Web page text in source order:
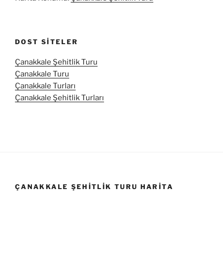
DOST SITELER
Çanakkale Şehitlik Turu
Çanakkale Turu
Çanakkale Turları
Çanakkale Şehitlik Turları
ÇANAKKALE ŞEHITLIK TURU HARITA